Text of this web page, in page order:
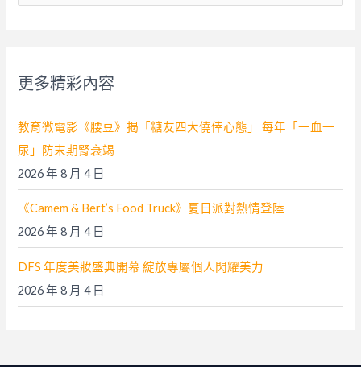
:
更多精彩內容
教育微電影《腰豆》揭「糖友四大僥倖心態」 每年「一血一
尿」防末期腎衰竭
2026 年 8 月 4 日
《Camem & Bert’s Food Truck》夏日派對熱情登陸
2026 年 8 月 4 日
DFS 年度美妝盛典開幕 綻放專屬個人閃耀美力
2026 年 8 月 4 日